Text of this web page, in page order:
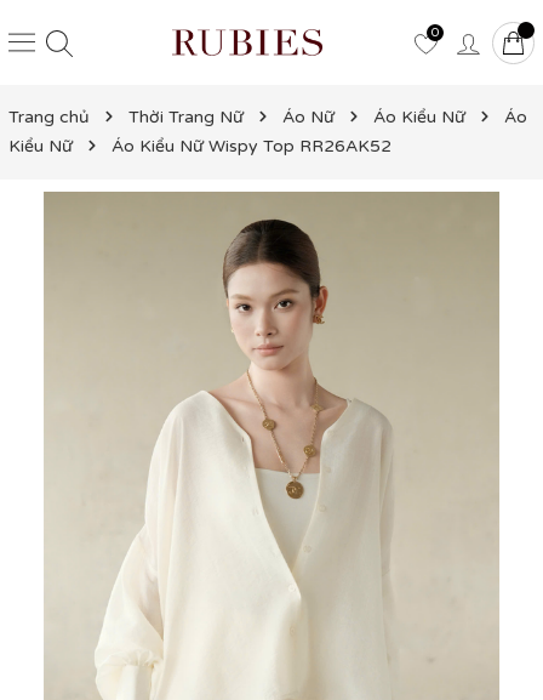
0
Trang chủ Thời Trang Nữ Áo Nữ Áo Kiểu Nữ
Áo
Kiểu Nữ
Áo Kiểu Nữ Wispy Top RR26AK52